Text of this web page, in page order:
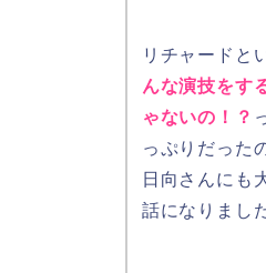
リチャードと
んな演技をす
ゃないの！？
っぷりだった
日向さんにも
話になりまし